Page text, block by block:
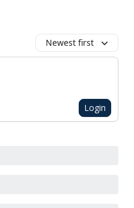
Newest first
Login